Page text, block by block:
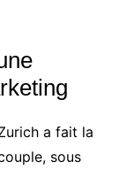
a fait la
sous